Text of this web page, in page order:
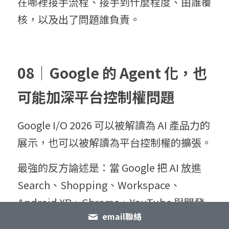
核，以及出了問題誰負責。
08｜Google 的 Agent 化，也
可能加深平台控制權問題
Google I/O 2026 可以被解讀為 AI 產品力的
展示，也可以被解讀為平台控制權的擴張。
最強的反方論述是：當 Google 把 AI 放進
Search、Shopping、Workspace、
Android XR、Chrome、YouTube 與開發
者工具，使用者確實可能得到更順暢的體
email聯絡